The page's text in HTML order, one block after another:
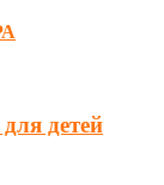
детей